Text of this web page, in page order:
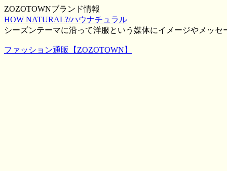
ZOZOTOWNブランド情報
HOW NATURAL?/ハウナチュラル
シーズンテーマに沿って洋服という媒体にイメージやメッセ
ファッション通販【ZOZOTOWN】